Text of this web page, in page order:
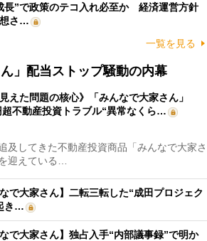
長”で政策のテコ入れ必至か 経済運営方針
想さ…
一覧を見る
ん」配当ストップ騒動の内幕
見えた問題の核心》「みんなで大家さん」
不動産投資トラブル“異常なくら…
してきた不動産投資商品「みんなで大家さ
迎えている…
で大家さん】二転三転した“成田プロジェク
き…
で大家さん】独占入手“内部議事録”で明か